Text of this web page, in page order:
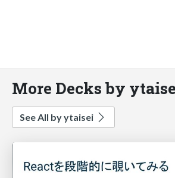
More Decks by
See All by ytaisei